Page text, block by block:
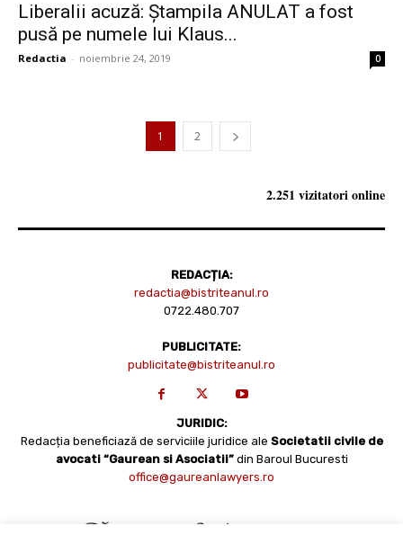
Liberalii acuză: Ștampila ANULAT a fost
pusă pe numele lui Klaus...
Redactia - noiembrie 24, 2019 0
1 2
2.251 vizitatori online
REDACȚIA:
redactia@bistriteanul.ro
0722.480.707
PUBLICITATE:
publicitate@bistriteanul.ro
JURIDIC:
Redacția beneficiază de serviciile juridice ale Societatii civile de
avocati “Gaurean si Asociatii” din Baroul Bucuresti
office@gaureanlawyers.ro